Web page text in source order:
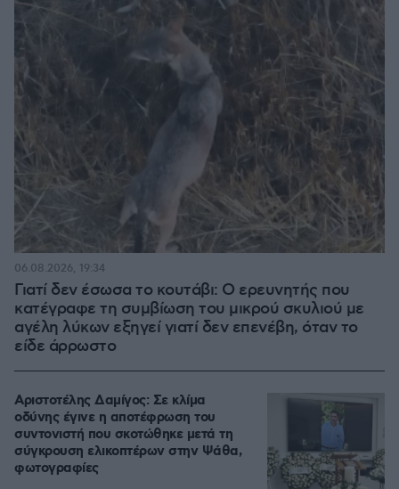
Γιατί δεν έσωσα το κουτάβι: Ο ερευνητής που
κατέγραφε τη συμβίωση του μικρού σκυλιού με
αγέλη λύκων εξηγεί γιατί δεν επενέβη, όταν το
είδε άρρωστο
06.08.2026, 19:34
Αριστοτέλης Δαμίγος: Σε κλίμα
οδύνης έγινε η αποτέφρωση του
συντονιστή που σκοτώθηκε μετά τη
σύγκρουση ελικοπτέρων στην Ψάθα,
φωτογραφίες